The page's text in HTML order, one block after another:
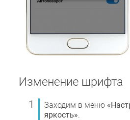
Изменение шрифта
Заходим в меню
яркость».